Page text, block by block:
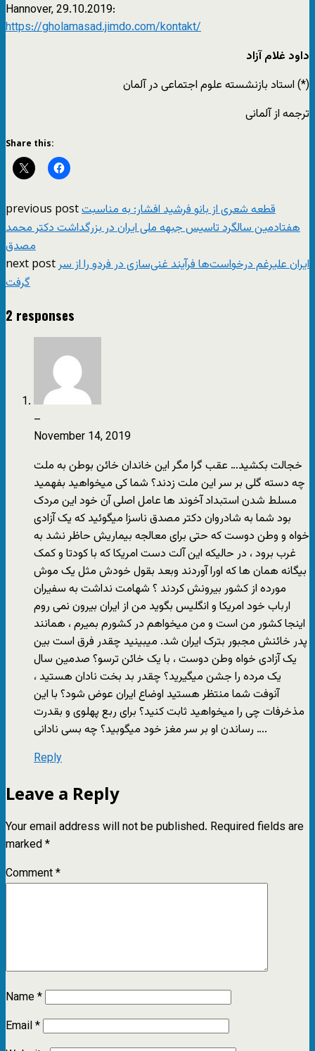
Hannover, 29.10.2019:
https://gholamasad.jimdo.com/kontakt/
داود غلام آزاد
(*) استاد بازنشسته علوم اجتماعی در آلمان
ترجمه از آلمانی
Share this:
previous postقطعه شعری از بانو فرشید افشار: به مناسبت
هفتادمین سالگرد تاسیس جبهه ملی ایران در بزرگداشت دکتر محمد
مصدق
next postایران علیرغم درخواست‌ها فرآیند غنی‌سازی در فردو را از سر
گرفت
2 responses
–
November 14, 2019
خجالت بکشید… عقب گرا مگر این خاندان خائن بوطن به ملت
چه دسته گلی بر سر این ملت زدند؟ شما کی میخواهید بفهمید
مسلط شدن استبداد آخوند ها عامل اصلی آن خود این مردک
بود شما به شادروان دکتر مصدق ناسزا میگوئید که یک آزادی
خواه و وطن دوست که حتی برای معالجه بیماریش حاظر نشد به
غرب برود ، در حالیکه این آلت دست امریکا که با کودتا و کمک
بیگانه همان ها که اورا آوردند وبعد بقول خودش مثل یک موش
مورده از کشور بیرونش کردند ؟ شهامت نداشت به سفیران
ارباب خود امریکا و انگلیس بگوید من از ایران بیرون نمی روم
اینجا کشور من است و من میخواهم در کشورم بمیرم ، همانند
پدر خائنش مجبور بترک ایران شد. میبینید چقدر فرق است بین
یک آزادی خواه وطن دوست ، با یک خائن ترسو؟ صدمین سال
یک مرده را جشن میگیرید؟ چقدر بد بخت نادان هستید ،
آنوفت شما منتظر هستید اوضاع ایران عوض شود؟ با این
مذخرفات چی را میخواهید ثابت کنید؟ برای ربع پهلوی و بقدرت
رساندن او بر سر مغز خود میگوبید؟ چه بسی نادانی ….
Reply
Leave a Reply
Your email address will not be published. Required fields are
marked*
Comment*
Name*
Email*